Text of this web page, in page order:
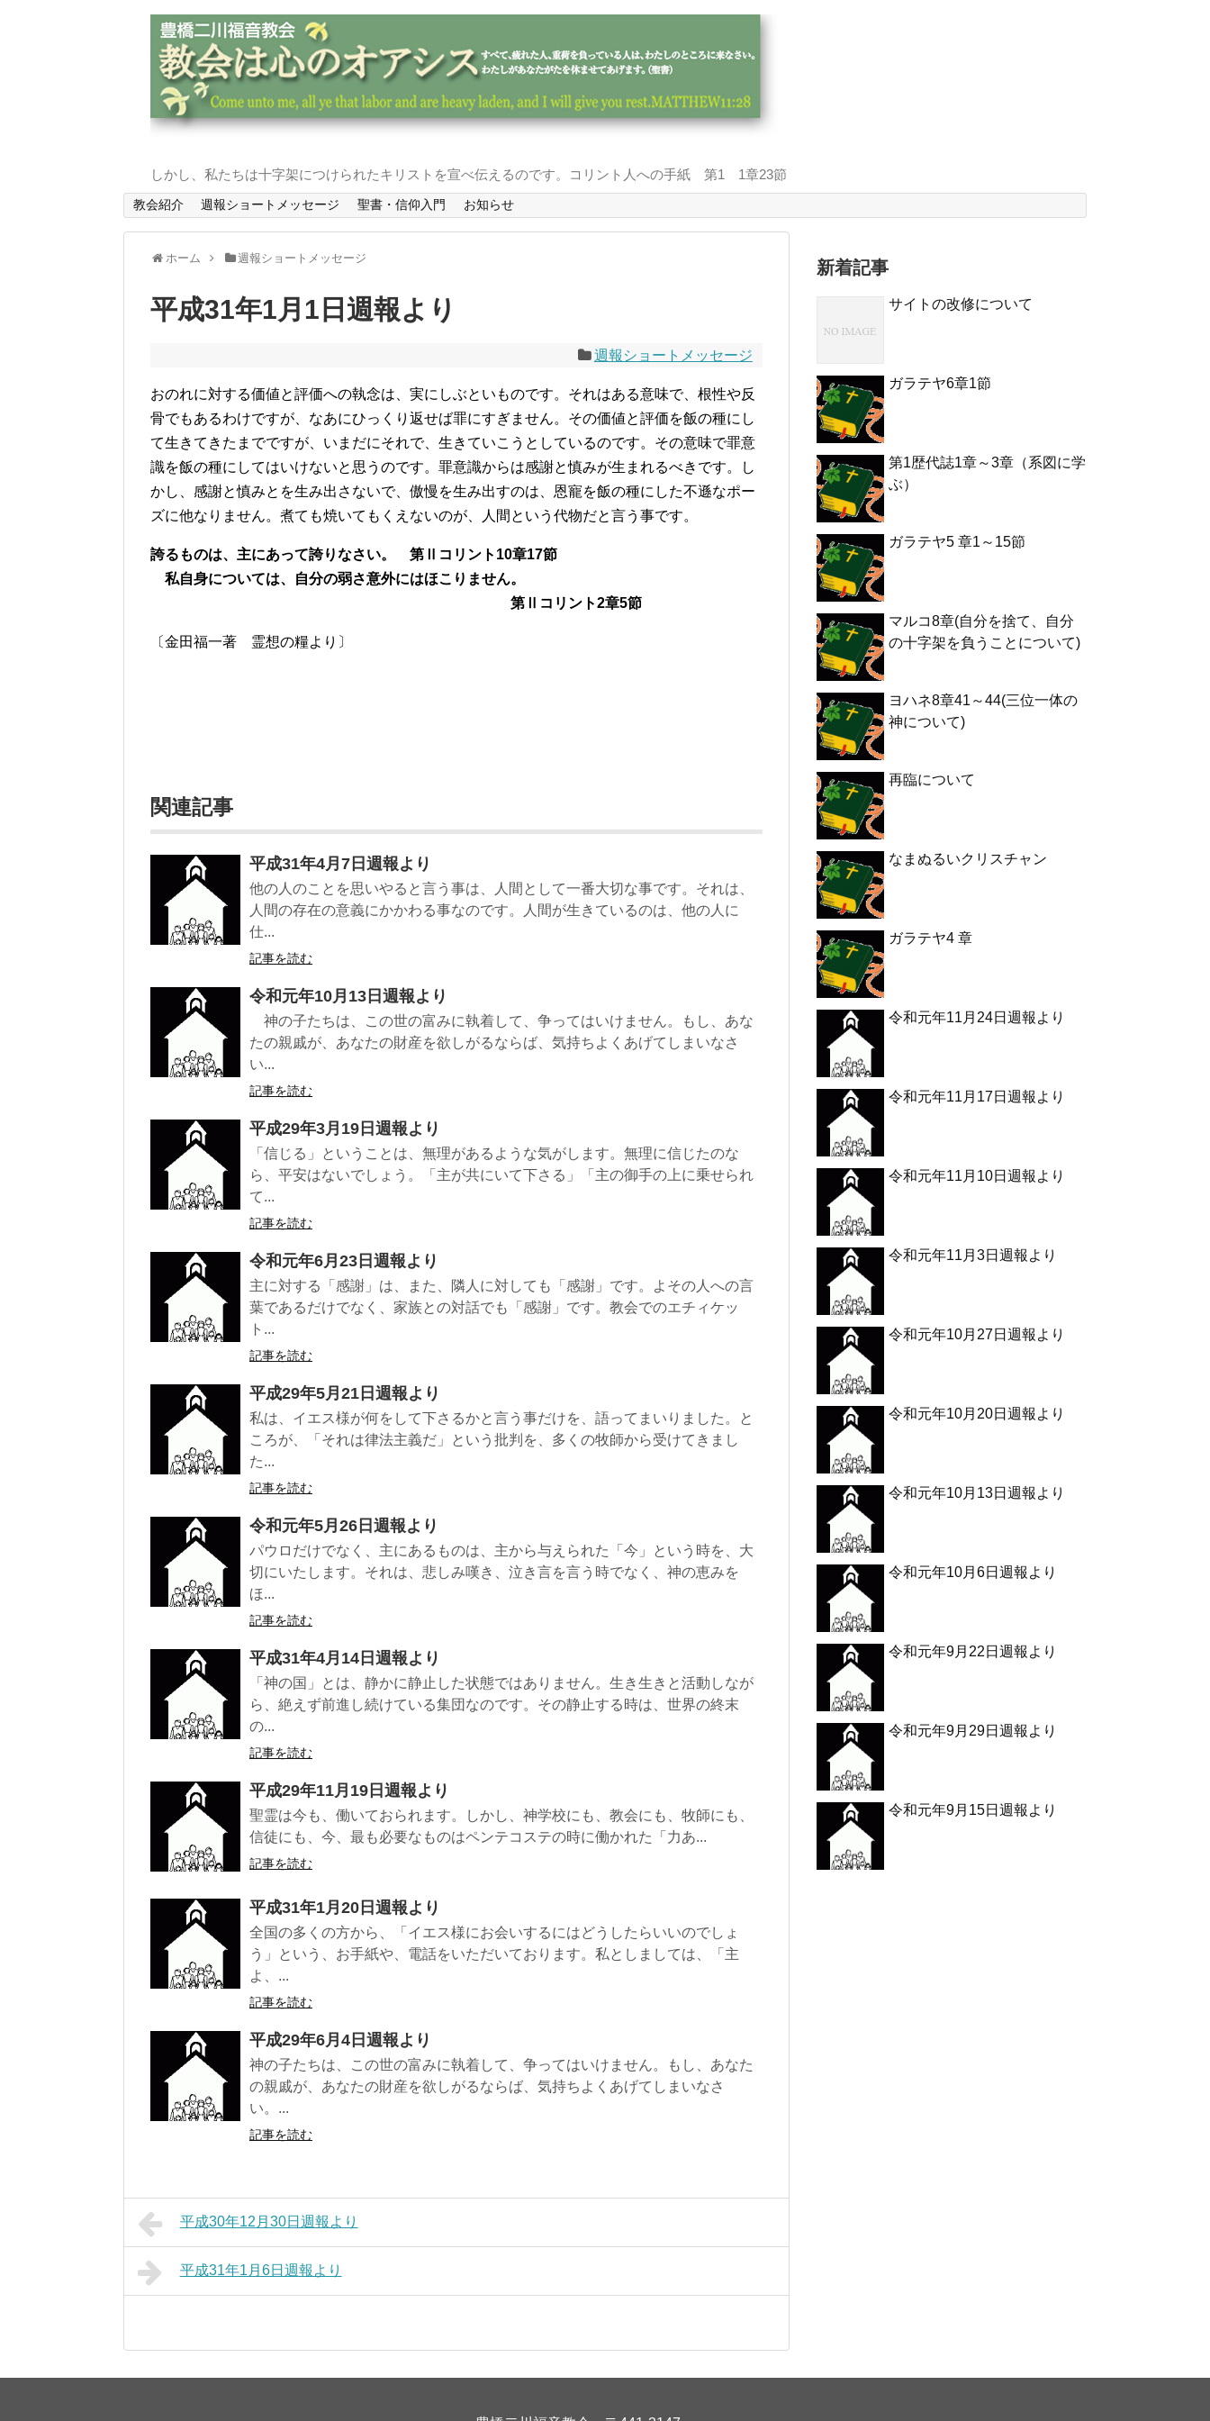
しかし、私たちは十字架につけられたキリストを宣べ伝えるのです。コリント人への手紙 第1 1章23節
教会紹介 週報ショートメッセージ 聖書・信仰入門 お知らせ
ホーム 週報ショートメッセージ
平成31年1月1日週報より
週報ショートメッセージ
おのれに対する価値と評価への執念は、実にしぶといものです。それはある意味で、根性や反
骨でもあるわけですが、なあにひっくり返せば罪にすぎません。その価値と評価を飯の種にし
て生きてきたまでですが、いまだにそれで、生きていこうとしているのです。その意味で罪意
識を飯の種にしてはいけないと思うのです。罪意識からは感謝と慎みが生まれるべきです。し
かし、感謝と慎みとを生み出さないで、傲慢を生み出すのは、恩寵を飯の種にした不遜なポー
ズに他なりません。煮ても焼いてもくえないのが、人間という代物だと言う事です。
誇るものは、主にあって誇りなさい。 第Ⅱコリント10章17節
私自身については、自分の弱さ意外にはほこりません。
第Ⅱコリント2章5節
〔金田福一著 霊想の糧より〕
関連記事
平成31年4月7日週報より
他の人のことを思いやると言う事は、人間として一番大切な事です。それは、
人間の存在の意義にかかわる事なのです。人間が生きているのは、他の人に
仕...
記事を読む
令和元年10月13日週報より
神の子たちは、この世の富みに執着して、争ってはいけません。もし、あな
たの親戚が、あなたの財産を欲しがるならば、気持ちよくあげてしまいなさ
い...
記事を読む
平成29年3月19日週報より
「信じる」ということは、無理があるような気がします。無理に信じたのな
ら、平安はないでしょう。「主が共にいて下さる」「主の御手の上に乗せられ
て...
記事を読む
令和元年6月23日週報より
主に対する「感謝」は、また、隣人に対しても「感謝」です。よその人への言
葉であるだけでなく、家族との対話でも「感謝」です。教会でのエチィケッ
ト...
記事を読む
平成29年5月21日週報より
私は、イエス様が何をして下さるかと言う事だけを、語ってまいりました。と
ころが、「それは律法主義だ」という批判を、多くの牧師から受けてきまし
た...
記事を読む
令和元年5月26日週報より
パウロだけでなく、主にあるものは、主から与えられた「今」という時を、大
切にいたします。それは、悲しみ嘆き、泣き言を言う時でなく、神の恵みを
ほ...
記事を読む
平成31年4月14日週報より
「神の国」とは、静かに静止した状態ではありません。生き生きと活動しなが
ら、絶えず前進し続けている集団なのです。その静止する時は、世界の終末
の...
記事を読む
平成29年11月19日週報より
聖霊は今も、働いておられます。しかし、神学校にも、教会にも、牧師にも、
信徒にも、今、最も必要なものはペンテコステの時に働かれた「力あ...
記事を読む
平成31年1月20日週報より
全国の多くの方から、「イエス様にお会いするにはどうしたらいいのでしょ
う」という、お手紙や、電話をいただいております。私としましては、「主
よ、...
記事を読む
平成29年6月4日週報より
神の子たちは、この世の富みに執着して、争ってはいけません。もし、あなた
の親戚が、あなたの財産を欲しがるならば、気持ちよくあげてしまいなさ
い。...
記事を読む
平成30年12月30日週報より
平成31年1月6日週報より
新着記事
サイトの改修について
ガラテヤ6章1節
第1歴代誌1章～3章（系図に学
ぶ）
ガラテヤ5 章1～15節
マルコ8章(自分を捨て、自分
の十字架を負うことについて)
ヨハネ8章41～44(三位一体の
神について)
再臨について
なまぬるいクリスチャン
ガラテヤ4 章
令和元年11月24日週報より
令和元年11月17日週報より
令和元年11月10日週報より
令和元年11月3日週報より
令和元年10月27日週報より
令和元年10月20日週報より
令和元年10月13日週報より
令和元年10月6日週報より
令和元年9月22日週報より
令和元年9月29日週報より
令和元年9月15日週報より